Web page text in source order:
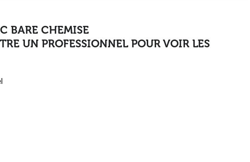
BARE CHEMISE
UN PROFESSIONNEL POUR VOIR LES